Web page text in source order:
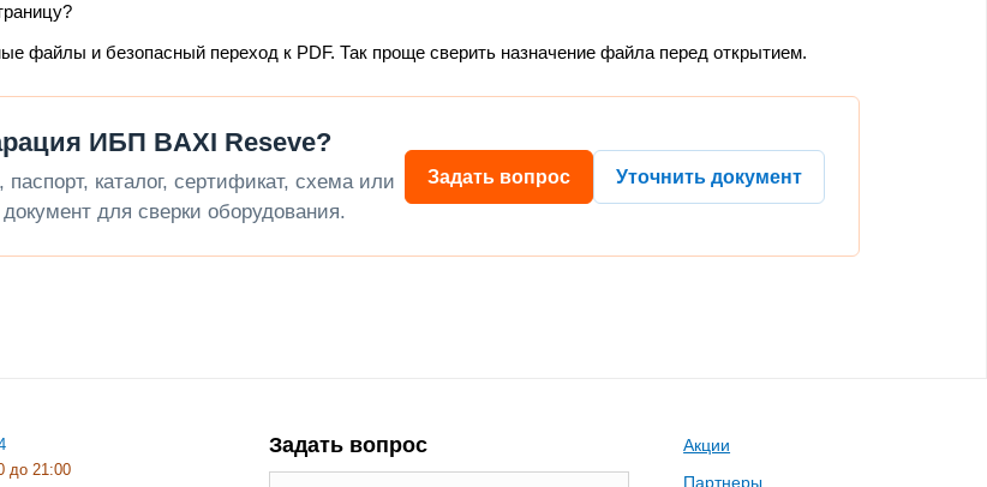
файлы и безопасный переход к PDF. Так проще сверить назначение файла перед открытием.
ИБП BAXI Reseve?
каталог, сертификат, схема или
для сверки оборудования.
Задать вопрос Уточнить документ
до 21:00
Задать вопрос
Акции
Партнеры